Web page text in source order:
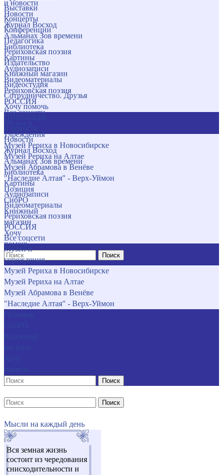
и новости
Новости
Журнал Восход
Альманах Зов времени
Библиотека
Картины
Аудиозаписи
Видеоматериалы
Рериховская поэзия
РОССИЯ
Все соцсети
учреждения
Музей Рериха в Новосибирске
Музей Рериха на Алтае
Музей Абрамова в Венёве
"Наследие Алтая" - Верх-Уймон
Позиция
СибРО
Книжный
магазин
Хочу
помочь
Поиск
Выставки
Концерты
Конференции
Педагогика
Рериховская поэзия
Издательство
Книжный магазин
Видеостудия
Сотрудничество. Друзья
Хочу помочь
Новости
Журнал Восход
Альманах Зов времени
Библиотека
Картины
Аудиозаписи
Видеоматериалы
Рериховская поэзия
РОССИЯ
Все соцсети
Музеи и
учреждения
Музей Рериха в Новосибирске
Музей Рериха на Алтае
Музей Абрамова в Венёве
"Наследие Алтая" - Верх-Уймон
Поиск
Поиск
Мысли на каждый день
Вся земная жизнь
состоит из чередования
снисходительности и